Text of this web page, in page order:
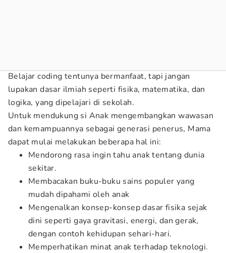
Belajar coding tentunya bermanfaat, tapi jangan
lupakan dasar ilmiah seperti fisika, matematika, dan
logika, yang dipelajari di sekolah.
Untuk mendukung si Anak mengembangkan wawasan
dan kemampuannya sebagai generasi penerus, Mama
dapat mulai melakukan beberapa hal ini:
Mendorong rasa ingin tahu anak tentang dunia
sekitar.
Membacakan buku-buku sains populer yang
mudah dipahami oleh anak
Mengenalkan konsep-konsep dasar fisika sejak
dini seperti gaya gravitasi, energi, dan gerak,
dengan contoh kehidupan sehari-hari.
Memperhatikan minat anak terhadap teknologi.